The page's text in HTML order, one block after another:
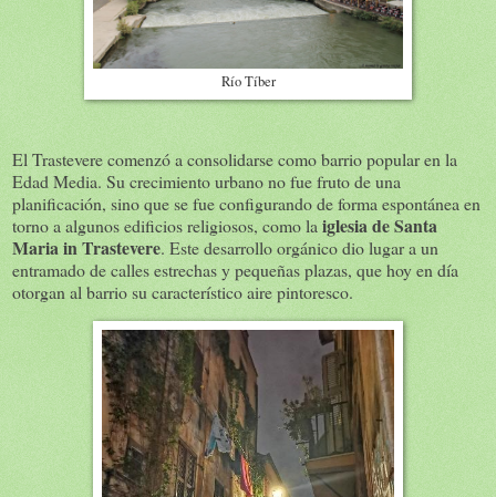
Río Tíber
El Trastevere comenzó a consolidarse como barrio popular en la
Edad Media. Su crecimiento urbano no fue fruto de una
planificación, sino que se fue configurando de forma espontánea en
torno a algunos edificios religiosos, como laiglesia de Santa
Maria in Trastevere. Este desarrollo orgánico dio lugar a un
entramado de calles estrechas y pequeñas plazas, que hoy en día
otorgan al barrio su característico aire pintoresco.